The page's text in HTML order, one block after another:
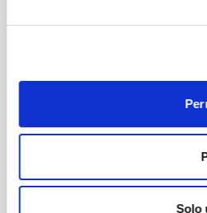
Solo
concluido, se conservarán
período de cinco años con la
posibles responsabilidades
Los datos personales no serán